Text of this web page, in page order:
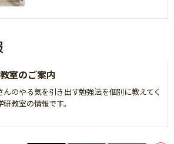
室のご案内
んのやる気を引き出す勉強法を個別に教えてく
研教室の情報です。